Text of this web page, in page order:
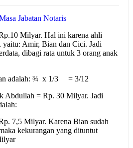
Jabatan Notaris
Milyar. Hal ini karena ahli
yaitu: Amir, Bian dan Cici. Jadi
dibagi rata untuk 3 orang anak
adalah: ¾ x 1/3 = 3/12
Abdullah = Rp. 30 Milyar. Jadi
7,5 Milyar. Karena Bian sudah
kekurangan yang dituntut